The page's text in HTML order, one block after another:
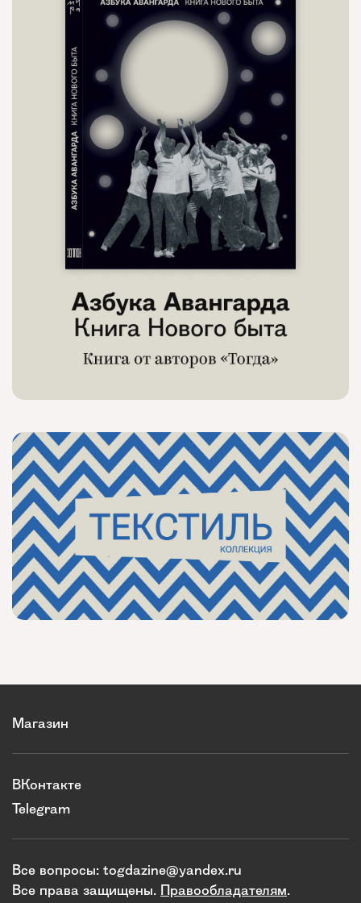
Магазин
ВКонтакте
Telegram
Все вопросы: togdazine@yandex.ru
Все права защищены. Правообладателям.